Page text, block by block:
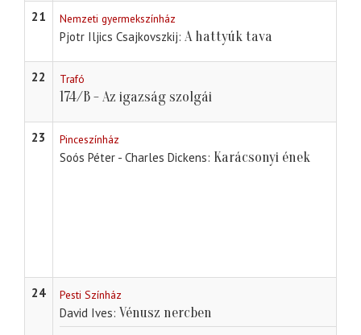
21 Nemzeti gyermekszínház
Pjotr Iljics Csajkovszkij A hattyúk tava
22 Trafó
174/B - Az igazság szolgái
23 Pinceszínház
Soós Péter - Charles Dickens Karácsonyi ének
24 Pesti Színház
David Ives Vénusz nercben